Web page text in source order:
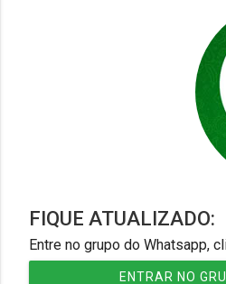
FIQUE ATUALIZADO:
Entre no grupo do Whatsapp,
ENTRAR NO